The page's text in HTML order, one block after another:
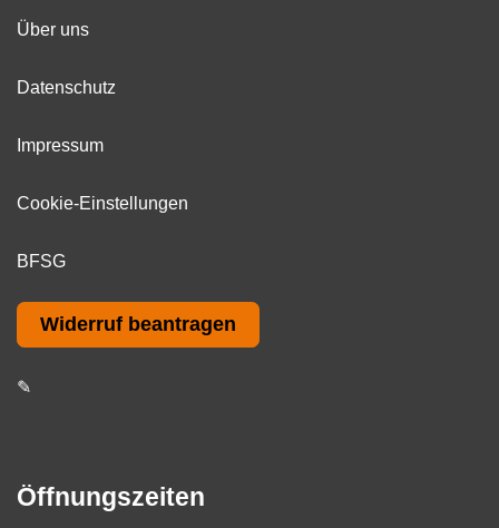
Über uns
Datenschutz
Impressum
Cookie-Einstellungen
BFSG
Widerruf beantragen
✎
Öffnungszeiten